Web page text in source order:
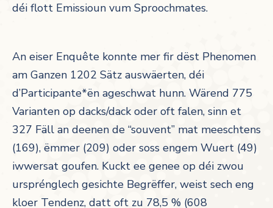
déi flott Emissioun vum Sproochmates.
An eiser Enquête konnte mer fir dëst Phenomen
am Ganzen 1202 Sätz auswäerten, déi
d’Participante*ën ageschwat hunn. Wärend 775
Varianten op dacks/dack oder oft falen, sinn et
327 Fäll an deenen de “souvent” mat meeschtens
(169), ëmmer (209) oder soss engem Wuert (49)
iwwersat goufen. Kuckt ee genee op déi zwou
ursprénglech gesichte Begrëffer, weist sech eng
kloer Tendenz, datt oft zu 78,5 % (608